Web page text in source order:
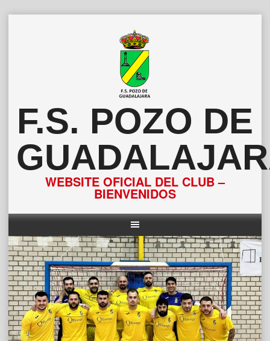
F.S. POZO DE
WEBSITE OFICIAL DEL CLUB –
BIENVENIDOS